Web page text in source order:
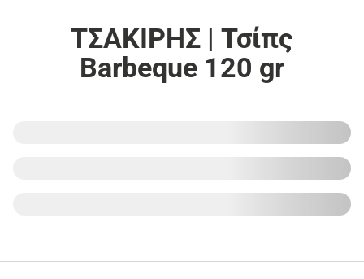
ΤΣΑΚΙΡΗΣ | Τσίπς
Barbeque 120 gr